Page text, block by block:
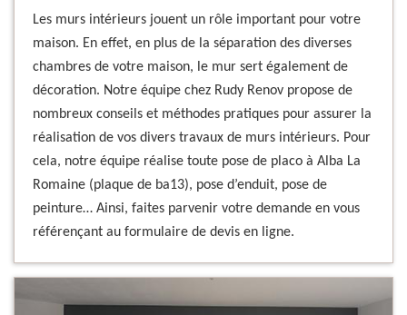
Les murs intérieurs jouent un rôle important pour votre
maison. En effet, en plus de la séparation des diverses
chambres de votre maison, le mur sert également de
décoration. Notre équipe chez Rudy Renov propose de
nombreux conseils et méthodes pratiques pour assurer la
réalisation de vos divers travaux de murs intérieurs. Pour
cela, notre équipe réalise toute pose de placo à Alba La
Romaine (plaque de ba13), pose d’enduit, pose de
peinture… Ainsi, faites parvenir votre demande en vous
référençant au formulaire de devis en ligne.